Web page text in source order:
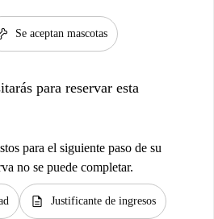
Se aceptan mascotas
para reservar esta
para el siguiente paso de su
no se puede completar.
description Justificante de ingresos